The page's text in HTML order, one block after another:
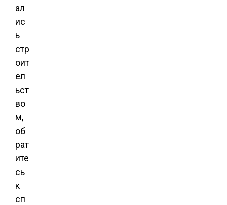
ал
ис
ь
стр
оит
ел
ьст
во
м,
об
рат
ите
сь
к
сп